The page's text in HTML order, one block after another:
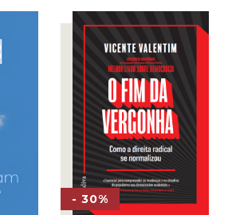
€.
- 30%